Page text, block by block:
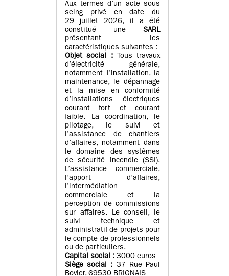
Aux termes d’un acte sous
seing privé en date du
29 juillet 2026, il a été
constitué une SARL
présentant les
caractéristiques suivantes :
Objet social :
Tous travaux
d’électricité générale,
notamment l’installation, la
maintenance, le dépannage
et la mise en conformité
d’installations électriques
courant fort et courant
faible. La coordination, le
pilotage, le suivi et
l’assistance de chantiers
d’affaires, notamment dans
le domaine des systèmes
de sécurité incendie (SSI).
L’assistance commerciale,
l’apport d’affaires,
l’intermédiation
commerciale et la
perception de commissions
sur affaires. Le conseil, le
suivi technique et
administratif de projets pour
le compte de professionnels
ou de particuliers.
Capital social : 3000 euros
Siège social : 37 Rue Paul
Bovier, 69530 BRIGNAIS